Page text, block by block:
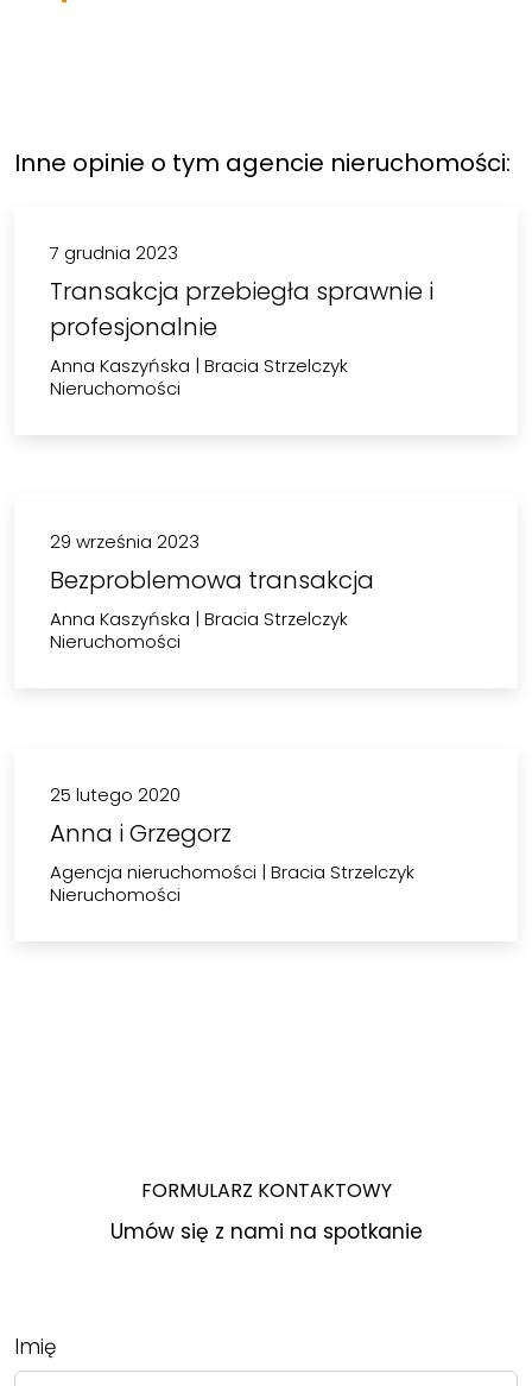
Inne opinie o tym agencie nieruchomości:
7 grudnia 2023
Transakcja przebiegła sprawnie i
profesjonalnie
Anna Kaszyńska | Bracia Strzelczyk
Nieruchomości
29 września 2023
Bezproblemowa transakcja
Anna Kaszyńska | Bracia Strzelczyk
Nieruchomości
25 lutego 2020
Anna i Grzegorz
Agencja nieruchomości | Bracia Strzelczyk
Nieruchomości
FORMULARZ KONTAKTOWY
Umów się z nami na spotkanie
Imię